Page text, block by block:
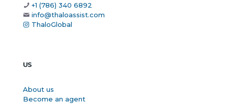
+1 (786) 340 6892
info@thaloassist.com
ThaloGlobal
US
About us
Become an agent